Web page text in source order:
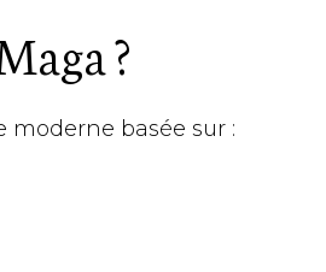
?
moderne basée sur :